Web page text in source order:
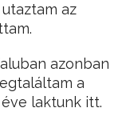
az
azonban
a
laktunk itt.